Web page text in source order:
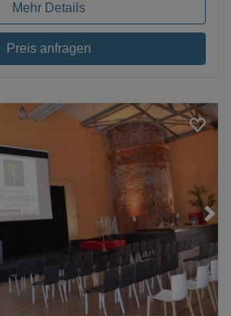
Mehr Details
Preis anfragen
Loading...